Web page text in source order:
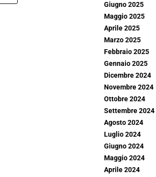
Giugno 2025
Maggio 2025
Aprile 2025
Marzo 2025
Febbraio 2025
Gennaio 2025
Dicembre 2024
Novembre 2024
Ottobre 2024
Settembre 2024
Agosto 2024
Luglio 2024
Giugno 2024
Maggio 2024
Aprile 2024